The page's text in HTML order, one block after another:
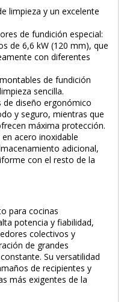
AL CARRITO
limpieza y un excelente
de fundición especial:
de 6,6 kW (120 mm), que
con diferentes
de fundición
sencilla.
diseño ergonómico
y seguro, mientras que
máxima protección.
acero inoxidable
adicional,
con el resto de la
para cocinas
potencia y fiabilidad,
colectivos y
de grandes
Su versatilidad
de recipientes y
más exigentes de la